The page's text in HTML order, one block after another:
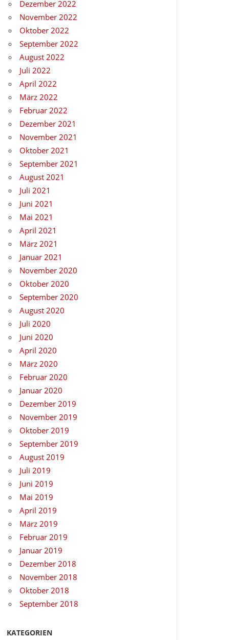
Dezember 2022
November 2022
Oktober 2022
September 2022
August 2022
Juli 2022
April 2022
März 2022
Februar 2022
Dezember 2021
November 2021
Oktober 2021
September 2021
August 2021
Juli 2021
Juni 2021
Mai 2021
April 2021
März 2021
Januar 2021
November 2020
Oktober 2020
September 2020
August 2020
Juli 2020
Juni 2020
April 2020
März 2020
Februar 2020
Januar 2020
Dezember 2019
November 2019
Oktober 2019
September 2019
August 2019
Juli 2019
Juni 2019
Mai 2019
April 2019
März 2019
Februar 2019
Januar 2019
Dezember 2018
November 2018
Oktober 2018
September 2018
KATEGORIEN